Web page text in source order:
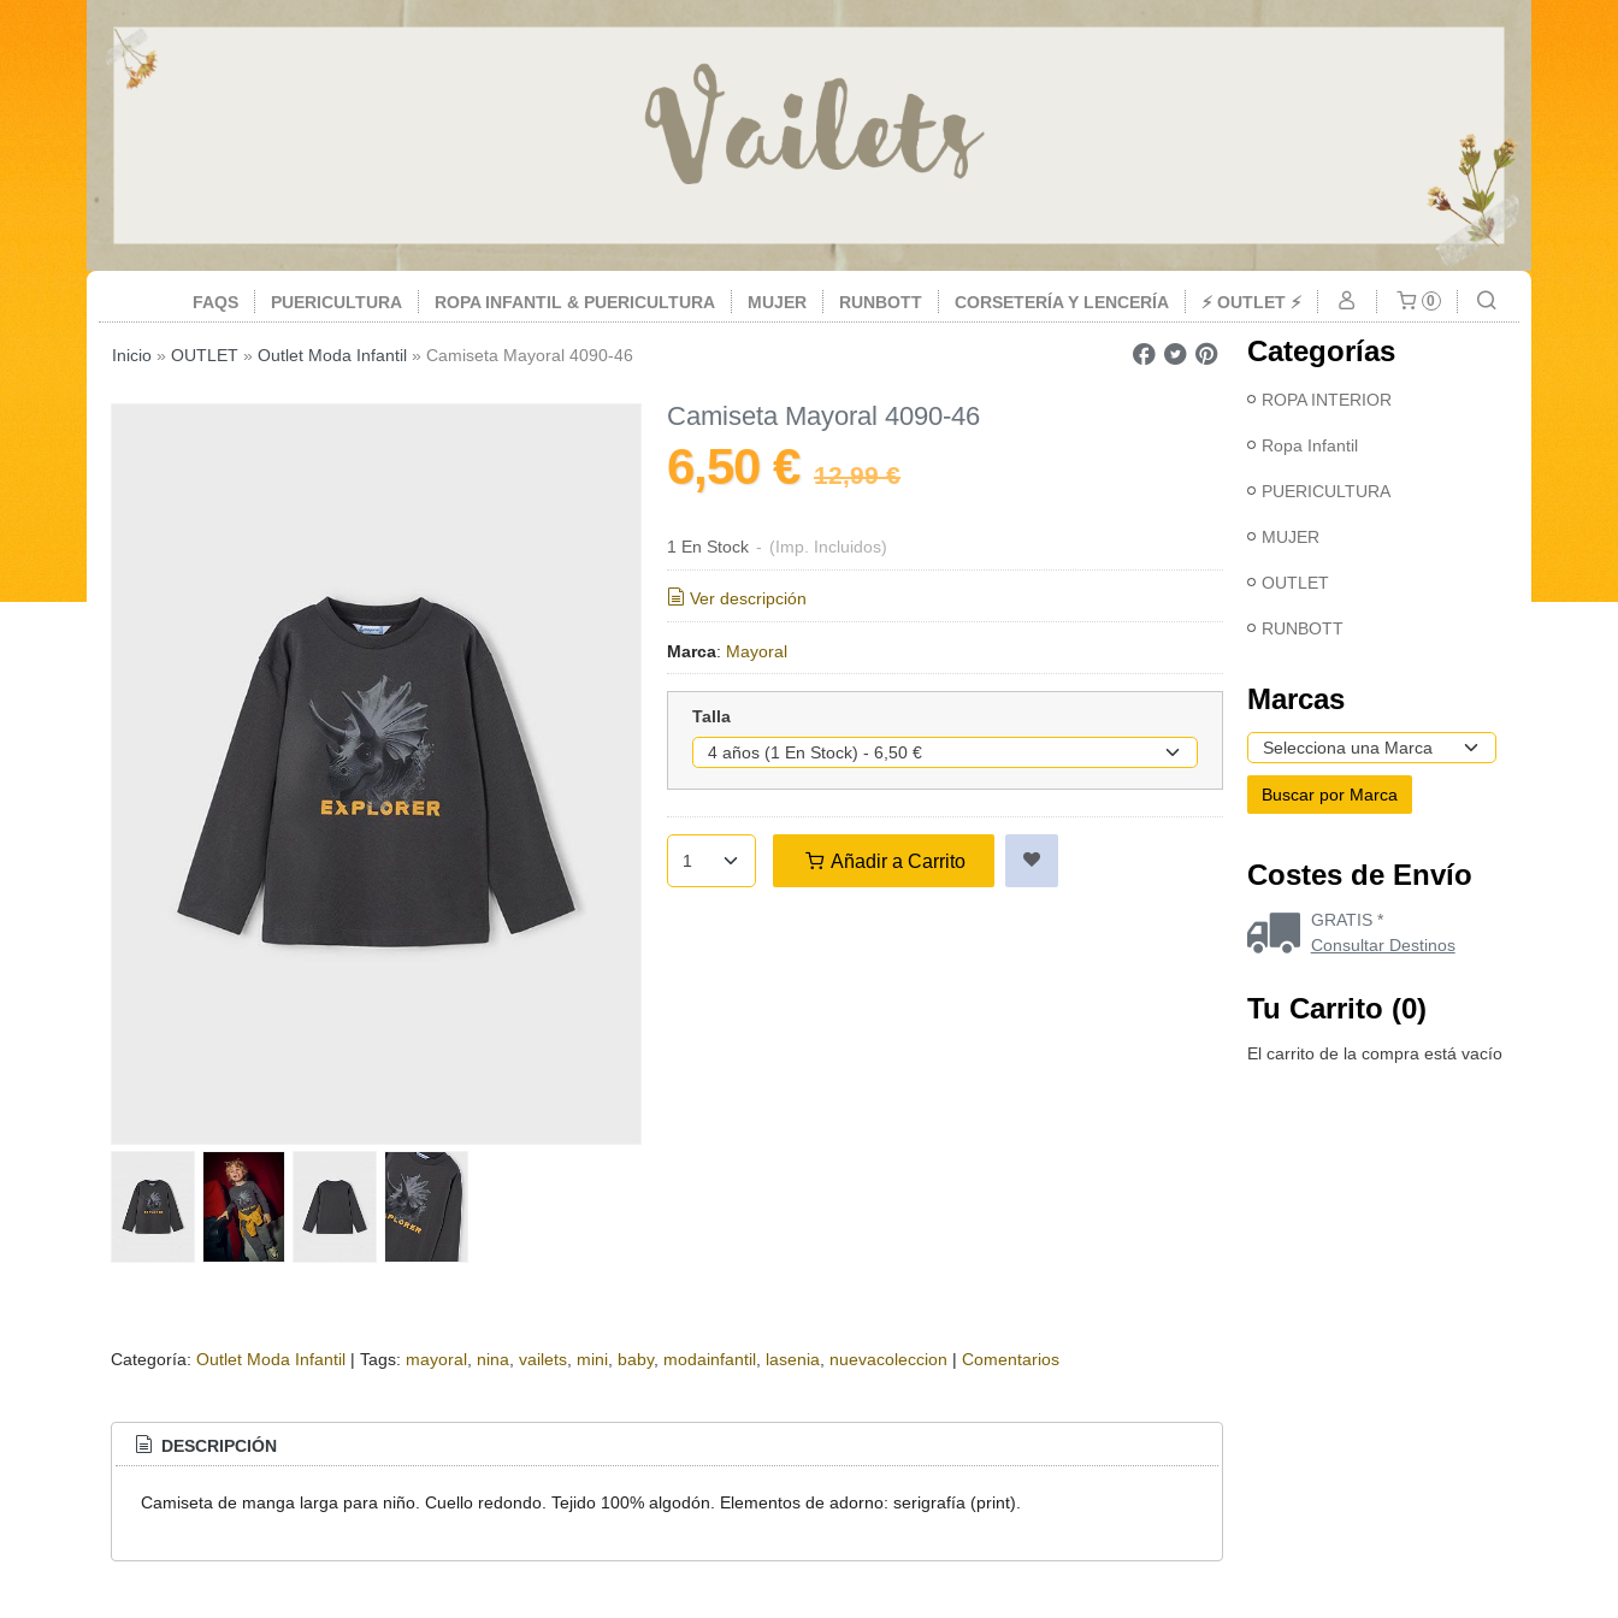
FAQS PUERICULTURA ROPA INFANTIL & PUERICULTURA MUJER RUNBOTT CORSETERÍA Y LENCERÍA ⚡ OUTLET ⚡ 0
Inicio » OUTLET » Outlet Moda Infantil » Camiseta Mayoral 4090-46
Camiseta Mayoral 4090-46
6,50 € 12,99 €
1 En Stock - (Imp. Incluidos)
Ver descripción
Marca: Mayoral
Talla
Añadir a Carrito
Categoría: Outlet Moda Infantil | Tags: mayoral nina vailets mini baby modainfantil lasenia nuevacoleccion | Comentarios
DESCRIPCIÓN
Camiseta de manga larga para niño. Cuello redondo. Tejido 100% algodón. Elementos de adorno: serigrafía (print).
Categorías
ROPA INTERIOR
Ropa Infantil
PUERICULTURA
MUJER
OUTLET
RUNBOTT
Marcas
Costes de Envío
GRATIS *
Consultar Destinos
Tu Carrito (0)
El carrito de la compra está vacío